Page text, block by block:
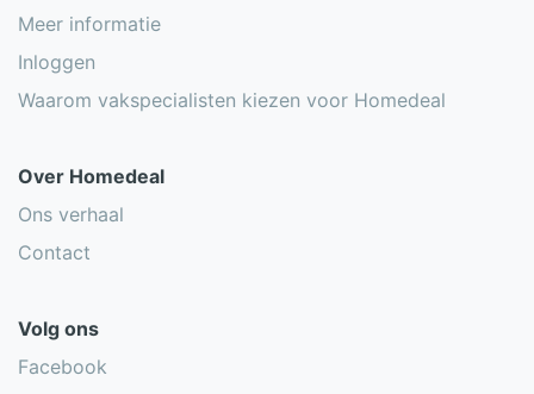
Meer informatie
Inloggen
Waarom vakspecialisten kiezen voor Homedeal
Over Homedeal
Ons verhaal
Contact
Volg ons
Facebook